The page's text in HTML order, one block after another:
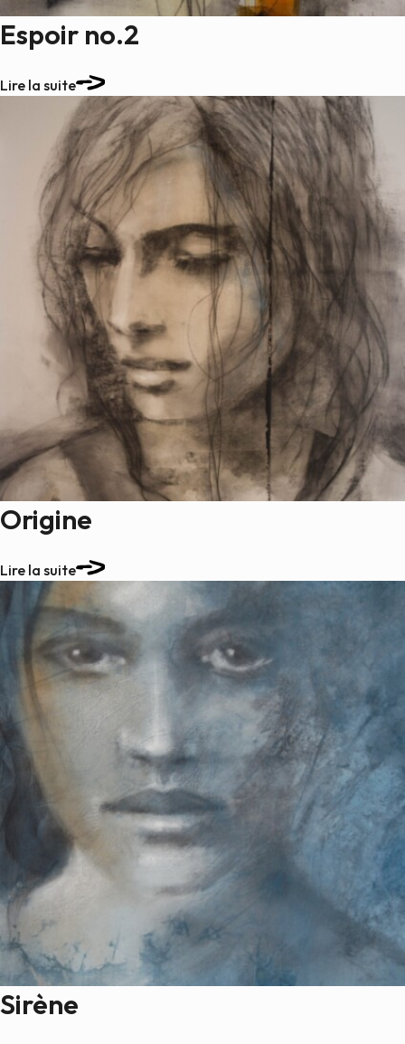
Espoir no.2
Lire la suite
Origine
Lire la suite
Sirène